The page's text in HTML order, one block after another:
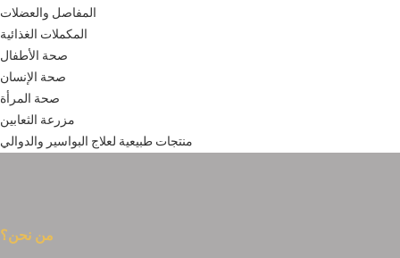
المفاصل والعضلات
المكملات الغذائية
صحة الأطفال
صحة الإنسان
صحة المرأة
مزرعة الثعابين
منتجات طبيعية لعلاج البواسير والدوالي
من نحن؟